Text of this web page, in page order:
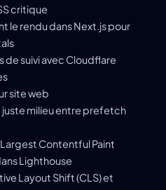
critique
le rendu dans Next.js pour
de suivi avec Cloudflare
site web
juste milieu entre prefetch
Contentful Paint
Lighthouse
Layout Shift (CLS) et